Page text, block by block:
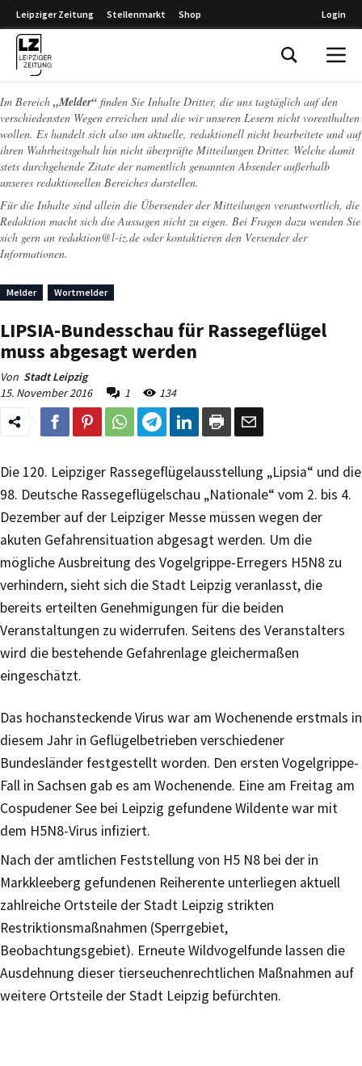
Leipziger Zeitung Stellenmarkt Shop Login
Im Bereich „Melder“ finden Sie Inhalte Dritter, die uns tagtäglich auf den
verschiedensten Wegen erreichen und die wir unseren Lesern nicht vorenthalten
wollen. Es handelt sich also um aktuelle, redaktionell nicht bearbeitete und auf
ihren Wahrheitsgehalt hin nicht überprüfte Mitteilungen Dritter. Welche damit
stets durchgehende Zitate der namentlich genannten Absender außerhalb
unseres redaktionellen Bereiches darstellen.
Für die Inhalte sind allein die Übersender der Mitteilungen verantwortlich, die
Redaktion macht sich die Aussagen nicht zu eigen. Bei Fragen dazu wenden Sie
sich gern an redaktion@l-iz.de oder kontaktieren den Versender der
Informationen.
Melder Wortmelder
LIPSIA-Bundesschau für Rassegeflügel
muss abgesagt werden
Von Stadt Leipzig
15. November 2016
1 134
Die 120. Leipziger Rassegeflügelausstellung „Lipsia“ und die
98. Deutsche Rassegeflügelschau „Nationale“ vom 2. bis 4.
Dezember auf der Leipziger Messe müssen wegen der
akuten Gefahrensituation abgesagt werden. Um die
mögliche Ausbreitung des Vogelgrippe-Erregers H5N8 zu
verhindern, sieht sich die Stadt Leipzig veranlasst, die
bereits erteilten Genehmigungen für die beiden
Veranstaltungen zu widerrufen. Seitens des Veranstalters
wird die bestehende Gefahrenlage gleichermaßen
eingeschätzt.
Das hochansteckende Virus war am Wochenende erstmals in
diesem Jahr in Geflügelbetrieben verschiedener
Bundesländer festgestellt worden. Den ersten Vogelgrippe-
Fall in Sachsen gab es am Wochenende. Eine am Freitag am
Cospudener See bei Leipzig gefundene Wildente war mit
dem H5N8-Virus infiziert.
Nach der amtlichen Feststellung von H5 N8 bei der in
Markkleeberg gefundenen Reiherente unterliegen aktuell
zahlreiche Ortsteile der Stadt Leipzig strikten
Restriktionsmaßnahmen (Sperrgebiet,
Beobachtungsgebiet). Erneute Wildvogelfunde lassen die
Ausdehnung dieser tierseuchenrechtlichen Maßnahmen auf
weitere Ortsteile der Stadt Leipzig befürchten.